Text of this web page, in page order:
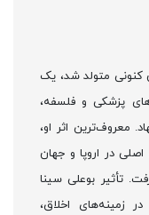
میلادی در ایران کنونی متولد شد، یک
پزشکی و فلسفه،
معروف‌ترین اثر او،
در اروپا و جهان
تأثیر بوعلی سینا
زمینه‌های اخلاق،